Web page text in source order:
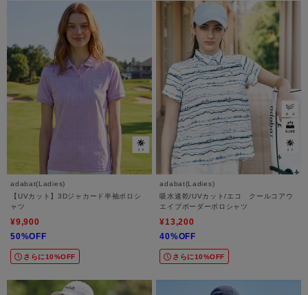
adabat(Ladies)
【UVカット】3Dジャカード半袖ポロシ
ャツ
¥9,900
50%OFF
さらに10%OFF
adabat(Ladies)
吸水速乾/UVカット/エコ クールコアウ
エイブボーダーポロシャツ
¥13,200
40%OFF
さらに10%OFF